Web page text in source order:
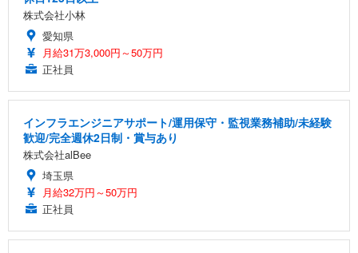
株式会社小林
愛知県
月給31万3,000円～50万円
正社員
インフラエンジニアサポート/運用保守・監視業務補助/未経験
歓迎/完全週休2日制・賞与あり
株式会社alBee
埼玉県
月給32万円～50万円
正社員